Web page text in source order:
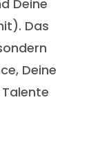
Deine
Das
Deine